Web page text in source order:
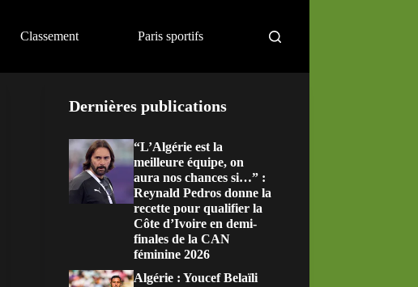
Classement Paris sportifs
Dernières publications
“L’Algérie est la
meilleure équipe, on
aura nos chances si…” :
Reynald Pedros donne la
recette pour qualifier la
Côte d’Ivoire en demi-
finales de la CAN
féminine 2026
Algérie : Youcef Belaïli